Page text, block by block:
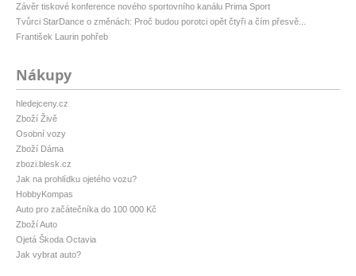
Závěr tiskové konference nového sportovního kanálu Prima Sport
Tvůrci StarDance o změnách: Proč budou porotci opět čtyři a čím přesvě...
František Laurin pohřeb
Nákupy
hledejceny.cz
Zboží Živě
Osobní vozy
Zboží Dáma
zbozi.blesk.cz
Jak na prohlídku ojetého vozu?
HobbyKompas
Auto pro začátečníka do 100 000 Kč
Zboží Auto
Ojetá Škoda Octavia
Jak vybrat auto?